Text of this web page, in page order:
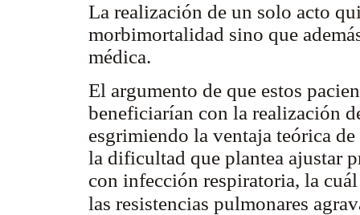
La realización de un solo acto
morbimortalidad sino que
médica.
El argumento de que estos
beneficiarían con la realización
esgrimiendo la ventaja teórica
la dificultad que plantea ajustar
con infección respiratoria, la
las resistencias pulmonares